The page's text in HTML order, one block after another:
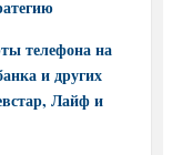
телефона на
и других
Лайф и